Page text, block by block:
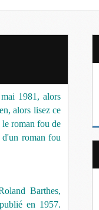
1981, alors
alors lisez ce
roman fou de
roman fou
Barthes,
publié en 1957.